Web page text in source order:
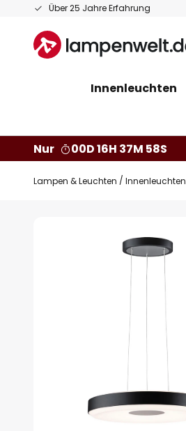
Über 25 Jahre Erfahrung
Zum
springen
Innenleuchten
Nur
00D 16H 37M 57S
Lampen & Leuchten Innenleuchten